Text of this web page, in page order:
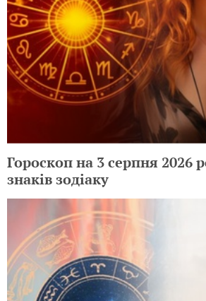
Гороскоп на 3 серпня 2026
знаків зодіаку